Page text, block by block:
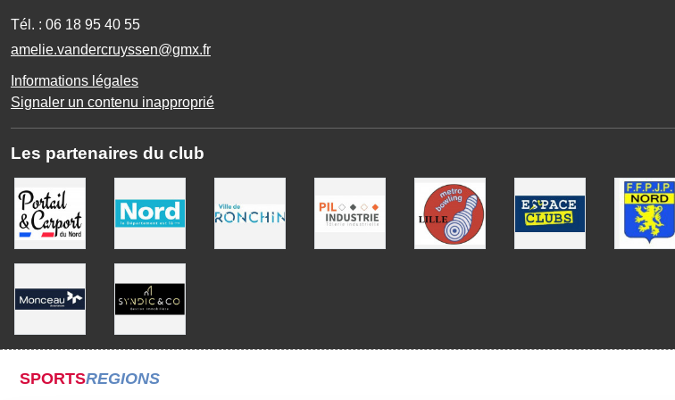
Tél. : 06 18 95 40 55
amelie.vandercruyssen@gmx.fr
Informations légales
Signaler un contenu inapproprié
Les partenaires du club
SPORTSREGIONS